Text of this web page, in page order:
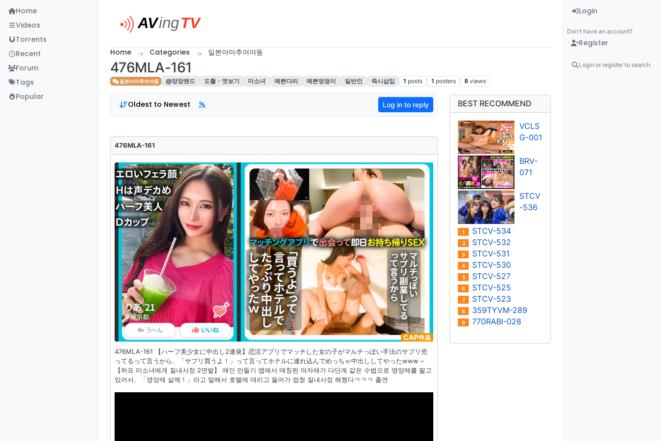
Home
Videos
Torrents
Recent
Forum
Tags
Popular
Home Categories 일본아마추어야동
476MLA-161
일본아마추어야동 @망망랜드 도촬・엿보기 미소녀 예쁜다리 예쁜엉덩이 일반인 즉시삽입 1 posts 1 posters 8 views
Oldest to Newest Log in to reply
476MLA-161
476MLA-161 【ハーフ美少女に中出し2連発】恋活アプリでマッチした女の子がマルチっぽい手法のサプリ売
ってるって言うから、「サプリ買うよ！」って言ってホテルに連れ込んでめっちゃ中出ししてやったwww –
【하프 미소녀에게 질내사정 2연발】 애인 만들기 앱에서 매칭된 여자애가 다단계 같은 수법으로 영양제를 팔고
있어서、「영양제 살께！」라고 말해서 호텔에 데리고 들어가 엄청 질내사정 해줬다ㅋㅋㅋ 출연
BEST RECOMMEND
VCLS
G-001
BRV-
071
STCV
-536
1 STCV-534
2 STCV-532
3 STCV-531
4 STCV-530
5 STCV-527
6 STCV-525
7 STCV-523
8 359TYVM-289
9 770RABI-028
Login
Don't have an account?
Register
Login or register to search.